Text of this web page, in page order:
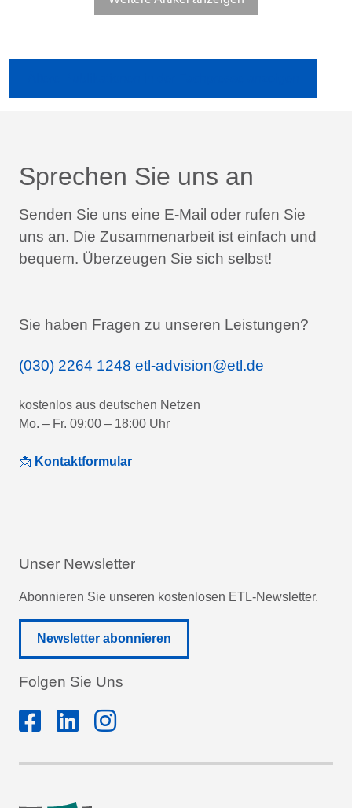
Sprechen Sie uns an
Senden Sie uns eine E-Mail oder rufen Sie
uns an. Die Zusammenarbeit ist einfach und
bequem. Überzeugen Sie sich selbst!
Sie haben Fragen zu unseren Leistungen?
(030) 2264 1248 etl-advision@etl.de
kostenlos aus deutschen Netzen
Mo. – Fr. 09:00 – 18:00 Uhr
📩 Kontaktformular
Unser Newsletter
Abonnieren Sie unseren kostenlosen ETL-Newsletter.
Newsletter abonnieren
Folgen Sie Uns